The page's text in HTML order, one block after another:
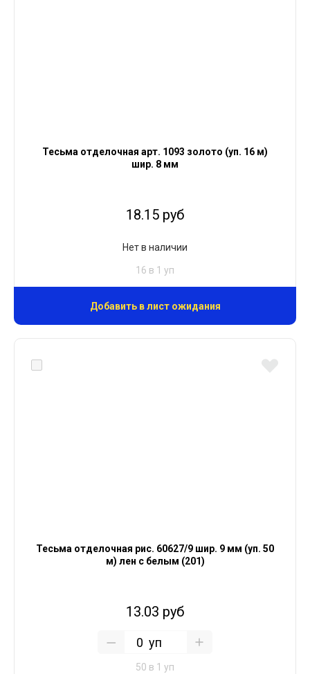
Тесьма отделочная арт. 1093 золото (уп. 16 м)
шир. 8 мм
18.15 руб
Нет в наличии
16 в 1 уп
Добавить в лист ожидания
Тесьма отделочная рис. 60627/9 шир. 9 мм (уп. 50
м) лен с белым (201)
13.03 руб
уп
50 в 1 уп